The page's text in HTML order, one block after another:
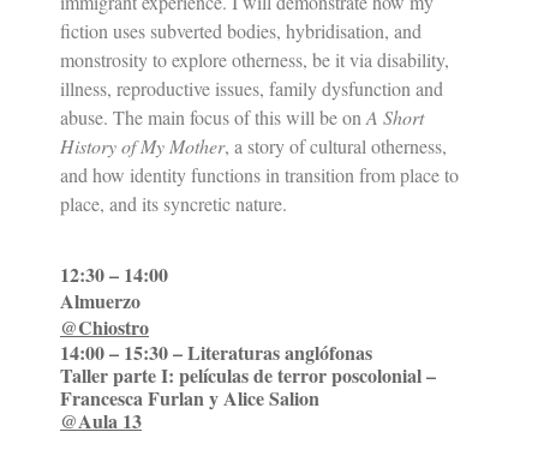
fiction uses subverted bodies, hybridisation, and
monstrosity to explore otherness, be it via disability,
illness, reproductive issues, family dysfunction and
abuse. The main focus of this will be on A Short
History of My Mother, a story of cultural otherness,
and how identity functions in transition from place to
place, and its syncretic nature.
12:30 – 14:00
Almuerzo
@Chiostro
14:00 – 15:30 – Literaturas anglófonas
Taller parte I: películas de terror poscolonial –
Francesca Furlan y Alice Salion
@Aula 13